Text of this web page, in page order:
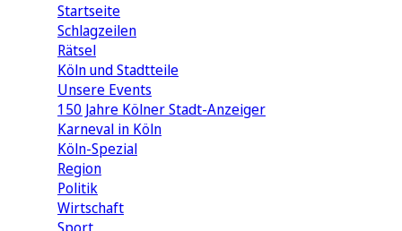
Startseite
Schlagzeilen
Rätsel
Köln und Stadtteile
Unsere Events
150 Jahre Kölner Stadt-Anzeiger
Karneval in Köln
Köln-Spezial
Region
Politik
Wirtschaft